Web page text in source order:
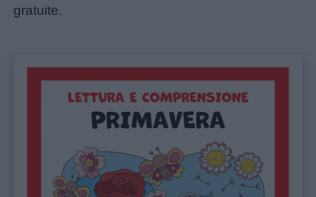
gratuite.